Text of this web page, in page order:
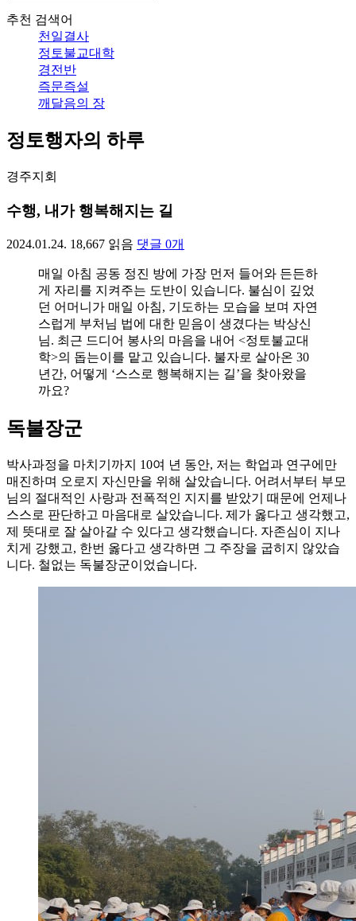
추천 검색어
천일결사
정토불교대학
경전반
즉문즉설
깨달음의 장
정토행자의 하루
경주지회
수행, 내가 행복해지는 길
2024.01.24. 18,667 읽음 댓글 0개
매일 아침 공동 정진 방에 가장 먼저 들어와 든든하
게 자리를 지켜주는 도반이 있습니다. 불심이 깊었
던 어머니가 매일 아침, 기도하는 모습을 보며 자연
스럽게 부처님 법에 대한 믿음이 생겼다는 박상신
님. 최근 드디어 봉사의 마음을 내어 <정토불교대
학>의 돕는이를 맡고 있습니다. 불자로 살아온 30
년간, 어떻게 ‘스스로 행복해지는 길’을 찾아왔을
까요?
독불장군
박사과정을 마치기까지 10여 년 동안, 저는 학업과 연구에만
매진하며 오로지 자신만을 위해 살았습니다. 어려서부터 부모
님의 절대적인 사랑과 전폭적인 지지를 받았기 때문에 언제나
스스로 판단하고 마음대로 살았습니다. 제가 옳다고 생각했고,
제 뜻대로 잘 살아갈 수 있다고 생각했습니다. 자존심이 지나
치게 강했고, 한번 옳다고 생각하면 그 주장을 굽히지 않았습
니다. 철없는 독불장군이었습니다.